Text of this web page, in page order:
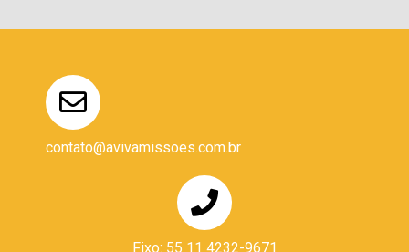
contato@avivamissoes.com.br
Fixo: 55 11 4232-9671